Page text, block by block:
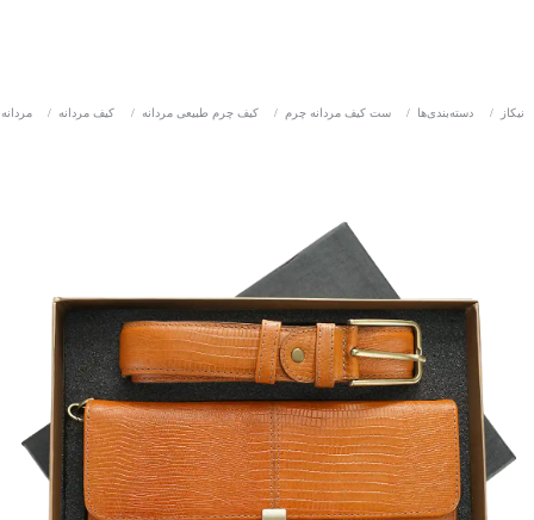
نیکاز / دسته‌بندی‌ها / ست کیف مردانه چرم / کیف چرم طبیعی مردانه / کیف مردانه / مردانه